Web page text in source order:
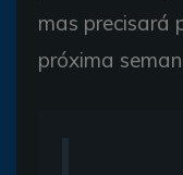
mas precisará
próxima